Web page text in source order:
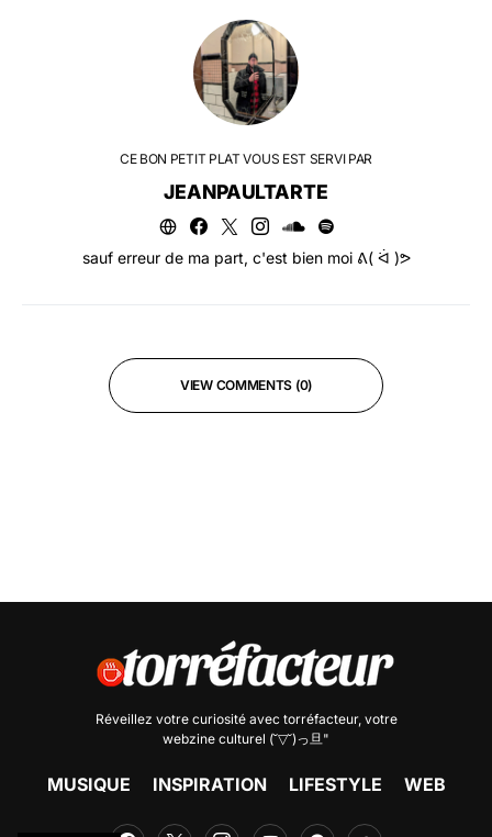
CE BON PETIT PLAT VOUS EST SERVI PAR
JEANPAULTARTE
sauf erreur de ma part, c'est bien moi ᕕ( ᐛ )ᕗ
VIEW COMMENTS (0)
Réveillez votre curiosité avec torréfacteur, votre
webzine culturel (˘▽˘)っ旦"
MUSIQUE INSPIRATION LIFESTYLE WEB